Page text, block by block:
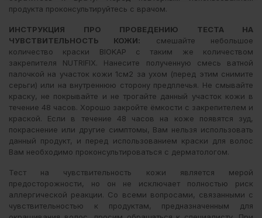
продукта проконсультируйтесь с врачом.
ИНСТРУКЦИЯ ПРО ПРОВЕДЕНИЮ ТЕСТА НА
ЧУВСТВИТЕЛЬНОСТЬ КОЖИ: смешайте небольшое
количество краски BIOKAP с таким же количеством
закрепителя NUTRIFIX. Нанесите полученную смесь ватной
палочкой на участок кожи 1см2 за ухом (перед этим снимите
серьги) или на внутреннюю сторону предплечья. Не смывайте
краску, не покрывайте и не трогайте данный участок кожи в
течение 48 часов. Хорошо закройте ёмкости с закрепителем и
краской. Если в течение 48 часов на коже появятся зуд,
покраснение или другие симптомы, Вам нельзя использовать
данный продукт, и перед использованием краски для волос
Вам необходимо проконсультироваться с дерматологом.
Тест на чувствительность кожи является мерой
предосторожности, но он не исключает полностью риск
аллергической реакции. Со всеми вопросами, связанными с
чувствительностью к продуктам, предназначенным для